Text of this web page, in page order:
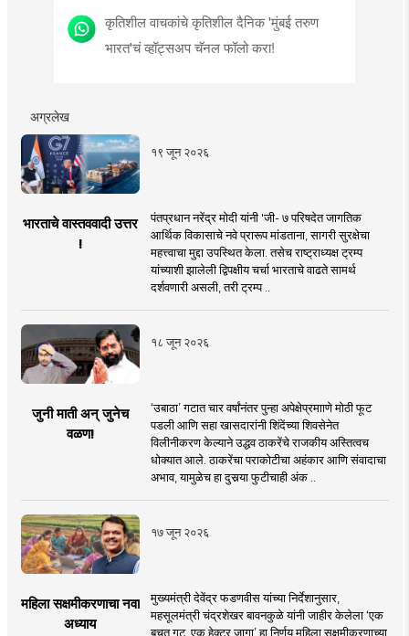
कृतिशील वाचकांचे कृतिशील दैनिक 'मुंबई तरुण
भारत'चं व्हॉट्सअप चॅनल फॉलो करा!
अग्रलेख
१९ जून २०२६
भारताचे वास्तववादी उत्तर
!
पंतप्रधान नरेंद्र मोदी यांनी 'जी- ७ परिषदेत जागतिक
आर्थिक विकासाचे नवे प्रारूप मांडताना, सागरी सुरक्षेचा
महत्त्वाचा मुद्दा उपस्थित केला. तसेच राष्ट्राध्यक्ष ट्रम्प
यांच्याशी झालेली द्विपक्षीय चर्चा भारताचे वाढते सामर्थ
दर्शवणारी असली, तरी ट्रम्प ..
१८ जून २०२६
जुनी माती अन् जुनेच
वळण!
‘उबाठा’ गटात चार वर्षांनंतर पुन्हा अपेक्षेप्रमााणे मोठी फूट
पडली आणि सहा खासदारांनी शिंदेंच्या शिवसेनेत
विलीनीकरण केल्याने उद्धव ठाकरेंचे राजकीय अस्तित्वच
धोक्यात आले. ठाकरेंचा पराकोटीचा अहंकार आणि संवादाचा
अभाव, यामुळेच हा दुसर्‍या फुटीचाही अंक ..
१७ जून २०२६
महिला सक्षमीकरणाचा नवा
अध्याय
मुख्यमंत्री देवेंद्र फडणवीस यांच्या निर्देशानुसार,
महसूलमंत्री चंद्रशेखर बावनकुळे यांनी जाहीर केलेला ‘एक
बचत गट, एक हेक्टर जागा’ हा निर्णय महिला सक्षमीकरणाच्या